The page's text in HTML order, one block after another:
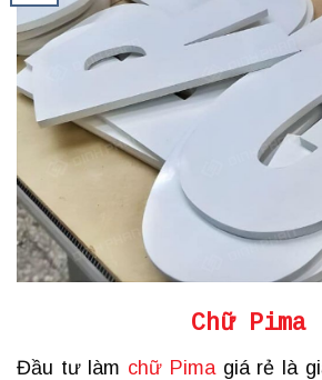
Chữ Pima
Đầu tư làm chữ Pimagiá rẻ là